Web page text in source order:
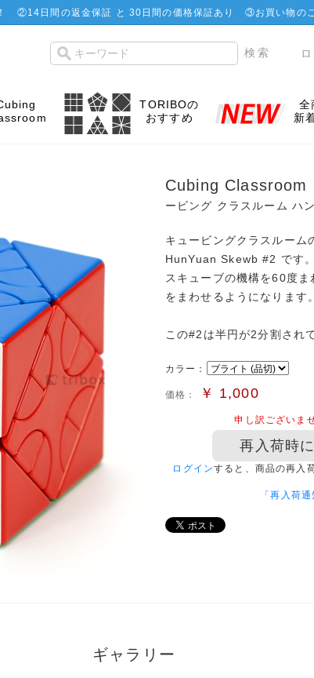
②14日間の返金保証 と 30日間の価格保証あり ③お買い物の
TORIBOの
おすすめ
全
新
Cubing
ービング クラスルーム ハ
キュービングクラスルーム
HunYuan Skewb #2 です。
スキューブの機構を60度
をまわせるようになります。
この#2は半円が2分割され
カラー：
価格： ￥ 1,000
申し訳ございま
再入荷時
ログインすると、商品の再入
「再入荷
ギャラリー